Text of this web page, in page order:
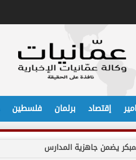
إقتصاد برلمان فلسطين
يضمن جاهزية المدارس